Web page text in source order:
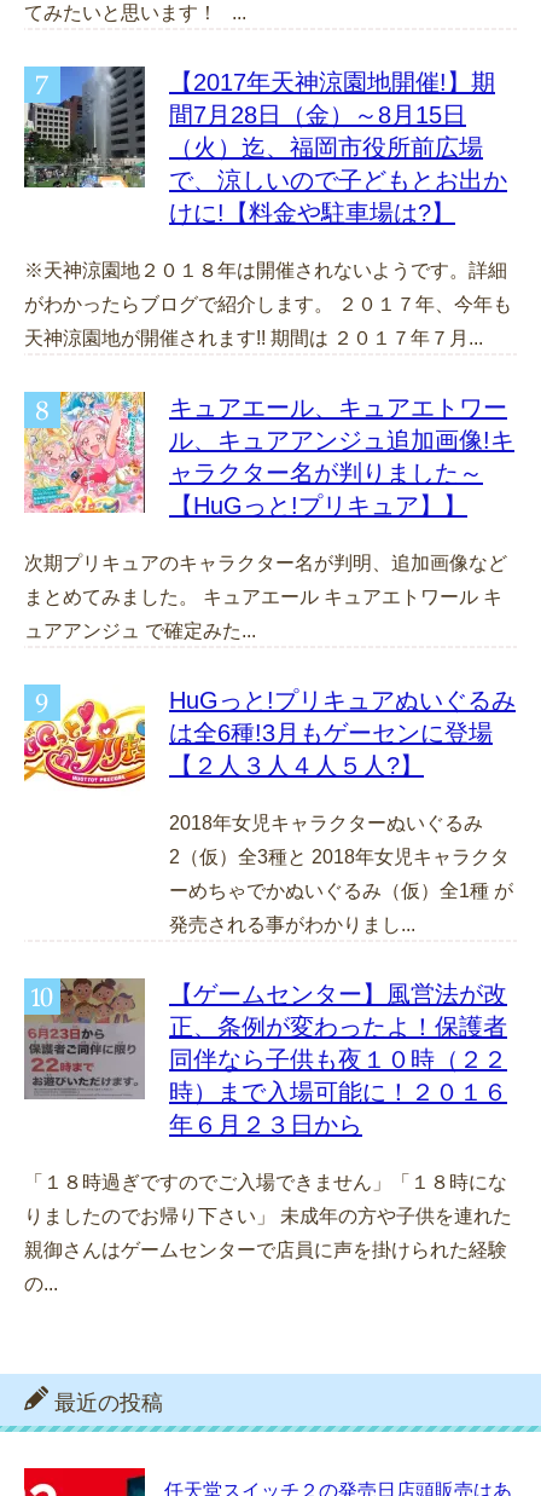
てみたいと思います！ ...
【2017年天神涼園地開催!】期
間7月28日（金）～8月15日
（火）迄、福岡市役所前広場
で、涼しいので子どもとお出か
けに!【料金や駐車場は?】
※天神涼園地２０１８年は開催されないようです。詳細
がわかったらブログで紹介します。 ２０１７年、今年も
天神涼園地が開催されます!! 期間は ２０１７年７月...
キュアエール、キュアエトワー
ル、キュアアンジュ追加画像!キ
ャラクター名が判りました～
【HuGっと!プリキュア】】
次期プリキュアのキャラクター名が判明、追加画像など
まとめてみました。 キュアエール キュアエトワール キ
ュアアンジュ で確定みた...
HuGっと!プリキュアぬいぐるみ
は全6種!3月もゲーセンに登場
【２人３人４人５人?】
2018年女児キャラクターぬいぐるみ
2（仮）全3種と 2018年女児キャラクタ
ーめちゃでかぬいぐるみ（仮）全1種 が
発売される事がわかりまし...
【ゲームセンター】風営法が改
正、条例が変わったよ！保護者
同伴なら子供も夜１０時（２２
時）まで入場可能に！２０１６
年６月２３日から
「１８時過ぎですのでご入場できません」「１８時にな
りましたのでお帰り下さい」 未成年の方や子供を連れた
親御さんはゲームセンターで店員に声を掛けられた経験
の...
最近の投稿
任天堂スイッチ２の発売日店頭販売はあ